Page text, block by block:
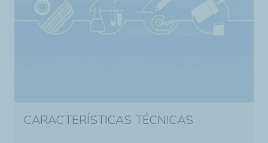
CARACTERÍSTICAS TÉCNICAS